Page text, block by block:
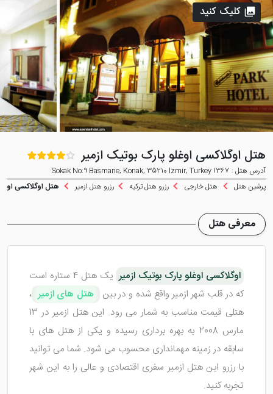
هتل اوگلاکسی اوغلو پارک بوتیک ازمیر
آدرس هتل : 1367 Sokak No:9 Basmane, Konak, 35210 Izmir, Turkey
پرشین هتل
هتل خارجی رزرو هتل ترکیه رزرو هتل ازمیر هتل اوگلاکسی
کلیک کنید
معرفی هتل
اوگلاکسی اوغلو پارک بوتیک ازمیر
یک هتل 4 ستاره است
که در قلب شهر ازمیر واقع شده و در بین
هتل های ازمیر ،
هتلی قیمت مناسب به شمار می رود. این هتل ازمیر در 13
مارس 2008 به بهره برداری رسیده و یکی از هتل های با
سابقه در زمینه مهمانداری محسوب می شود. شما می توانید
با رزرو این هتل ازمیر سفری اقتصادی و عالی را به این شهر
تجربه کنید.